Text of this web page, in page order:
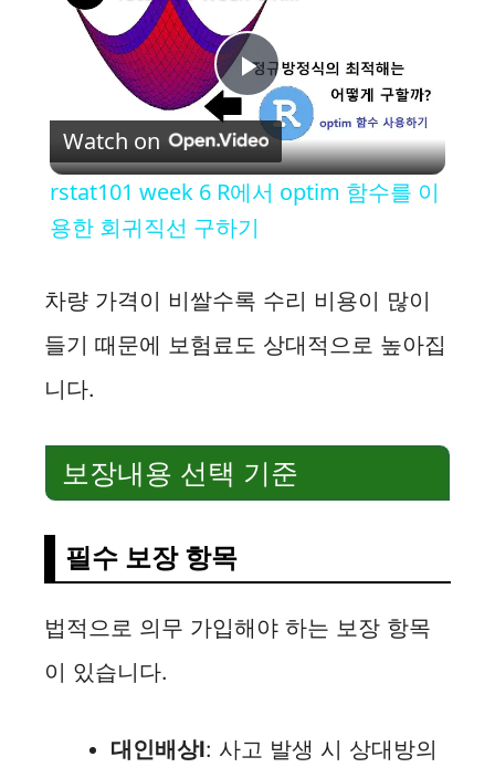
P
l
a
y
V
d
o
Watch on
rstat101 week 6 R에서 optim 함수를 이
용한 회귀직선 구하기
차량 가격이 비쌀수록 수리 비용이 많이
들기 때문에 보험료도 상대적으로 높아집
니다.
보장내용 선택 기준
필수 보장 항목
법적으로 의무 가입해야 하는 보장 항목
이 있습니다.
대인배상Ⅰ: 사고 발생 시 상대방의